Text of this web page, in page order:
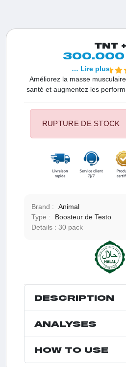
TNT +
300.000
Améliorez la masse
santé et augmentez les
l'oxyde nitrique,
… Lire plus
RUPTURE DE STOCK
Brand :
Animal
Type :
Boosteur de Testo
Details :
30 pack
DESCRIPTION
ANALYSES
HOW TO USE